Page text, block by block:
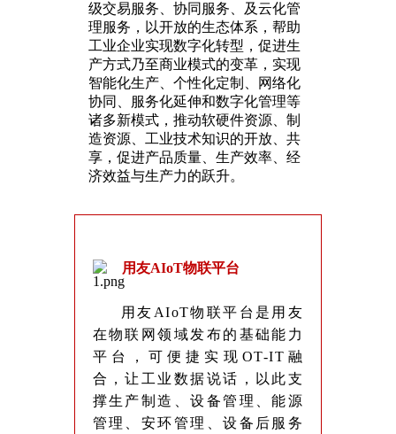
级交易服务、协同服务、及云化管
理服务，以开放的生态体系，帮助
工业企业实现数字化转型，促进生
产方式乃至商业模式的变革，实现
智能化生产、个性化定制、网络化
协同、服务化延伸和数字化管理等
诸多新模式，推动软硬件资源、制
造资源、工业技术知识的开放、共
享，促进产品质量、生产效率、经
济效益与生产力的跃升。
用友AIoT物联平台
用友AIoT物联平台是用友
在物联网领域发布的基础能力
平台，可便捷实现OT-IT融
合，让工业数据说话，以此支
撑生产制造、设备管理、能源
管理、安环管理、设备后服务